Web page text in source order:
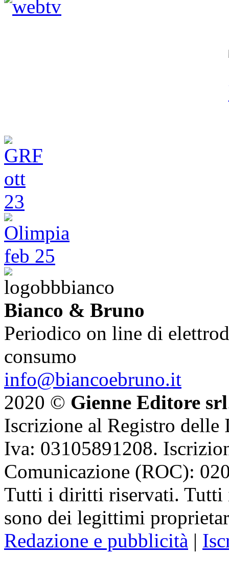
Bianco & Bruno
Periodico on line di
consumo
info@biancoebruno.it
2020 © Gienne Editore srl
Iscrizione al Registro delle
Iva: 03105891208.
Comunicazione (ROC):
Tutti i diritti riservati. Tutti
sono dei legittimi
Redazione e pubblicità |